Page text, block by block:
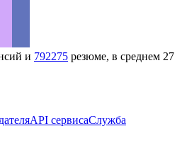
и 792275 резюме, в среднем 27
API сервисаСлужба